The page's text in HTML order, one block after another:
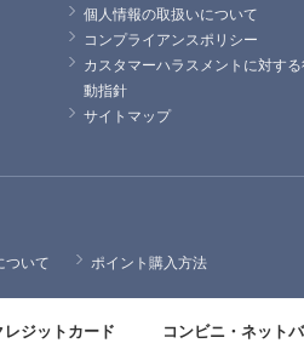
個人情報の取扱いについて
コンプライアンスポリシー
カスタマーハラスメントに対す
動指針
サイトマップ
ついて ポイント購入方法
レジットカード コンビニ・ネット